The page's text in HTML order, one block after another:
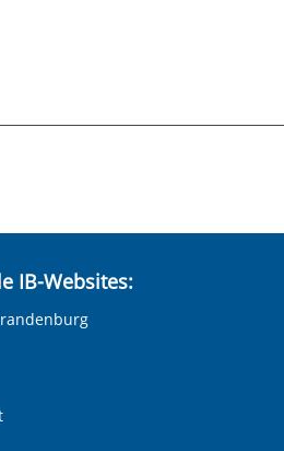
IB-Websites: